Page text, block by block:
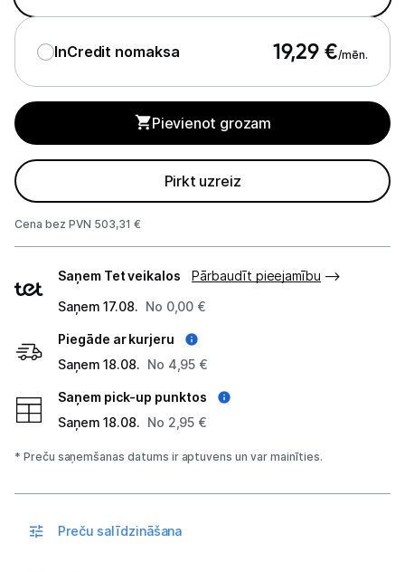
Piederumi sportam
Viedpulksteņi
Sporta kameras
Atpūta
Ražotāju atjaunota tehnika
Vēlmju saraksts
Piegāde un apmaksa
InCredit nomaksa 19,29 €/mēn.
Pievienot grozam
Pirkt uzreiz
Cena bez PVN 503,31 €
veidi
Saņem Tet veikalos
Pārbaudīt pieejamību
Saņem 17.08. No 0,00 €
Piegāde ar kurjeru
Saņem 18.08. No 4,95 €
Saņem pick-up punktos
Saņem 18.08. No 2,95 €
* Preču saņemšanas datums ir aptuvens un var mainīties.
Preču salīdzināšana